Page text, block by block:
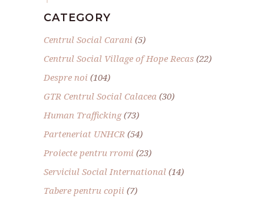
CATEGORY
Centrul Social Carani (5)
Centrul Social Village of Hope Recas (22)
Despre noi (104)
GTR Centrul Social Calacea (30)
Human Trafficking(73)
Parteneriat UNHCR (54)
Proiecte pentru rromi (23)
Serviciul Social International (14)
Tabere pentru copii (7)